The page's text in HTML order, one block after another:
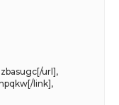
url],
link],